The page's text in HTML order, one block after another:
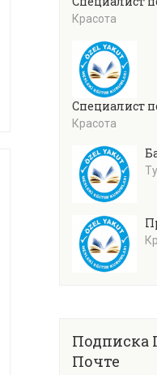
Красота
Специалист
Красота
Подписка
Почте